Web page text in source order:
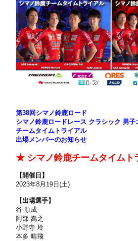
第38回シマノ鈴鹿ロード
シマノ鈴鹿ロードレース クラシック 男
チームタイムトライアル
出場メンバーのお知らせ
★ シマノ鈴鹿チームタイムト
【開催日】
2023年8月19日(土)
【出場選手】
谷 順成
阿部 嵩之
小野寺 玲
本多 晴飛